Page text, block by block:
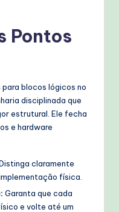
Pontos
blocos lógicos no
disciplinada que
estrutural. Ele fecha
e hardware
claramente
física.
Garanta que cada
e volte até um